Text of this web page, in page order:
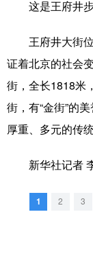
城市
彩票
公益
辽宁
这是王府井步
王府井大街位
证着北京的社会
街，全长1818米
街，有“金街”的
厚重、多元的传
新华社记者
1 2 3